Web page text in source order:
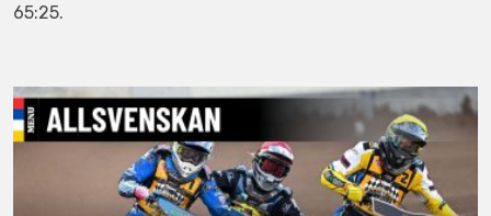
65:25.